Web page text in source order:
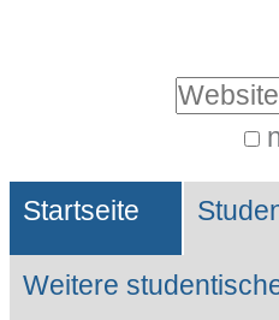
Website durchsuchen
Suche…
Sektionen
Startseite
Weitere